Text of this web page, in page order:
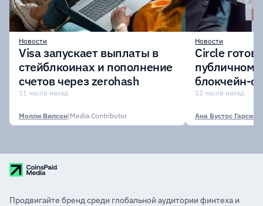
Новости
Visa запускает выплаты в
стейблкоинах и пополнение
счетов через zerohash
11 часов назад
Молли Вилсон|Media Contributor
Новости
Circle
публичному
блокчейн-
участии
12 часов назад
Ана Бустос Гарсия
Продвигайте бренд среди глобальной аудитории финтеха и